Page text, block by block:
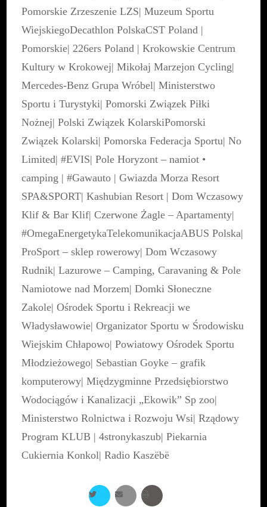
Pomorskie Zrzeszenie LZS|Muzeum Sportu
WiejskiegoDecathlon PolskaCST Poland |
Pomorskie|226ers Poland |Krokowskie Centrum
Kultury w Krokowej|Mikołaj Marzejon Cycling|
Mercedes-Benz Grupa Wróbel|Ministerstwo
Sportu i Turystyki|Pomorski Związek Piłki
Nożnej|Polski Związek KolarskiPomorski
Związek Kolarski|Pomorska Federacja Sportu|No
Limited|#EVIS|Pole Horyzont – namiot •
camping |#Gawauto |Gwiazda Morza Resort
SPA&SPORT|Kashubian Resort |Dom Wczasowy
Klif & Bar Klif|Czerwone Żagle – Apartamenty|
#OmegaEnergetykaTelekomunikacjaABUS Polska|
ProSport – sklep rowerowy|Dom Wczasowy
Rudnik|Lazurowe – Camping, Caravaning & Pole
Namiotowe nad Morzem|Domki Słoneczne
Zakole|Ośrodek Sportu i Rekreacji we
Władysławowie|Organizator Sportu w Środowisku
Wiejskim Chłapowo|Powiatowy Ośrodek Sportu
Młodzieżowego| Sebastian Goyke – grafik
komputerowy|Międzygminne Przedsiębiorstwo
Wodociągów i Kanalizacji „Ekowik” Sp zoo|
Ministerstwo Rolnictwa i Rozwoju Wsi|Rządowy
Program KLUB |4stronykaszub|Piekarnia
Cukiernia Konkol|Radio Kaszëbë